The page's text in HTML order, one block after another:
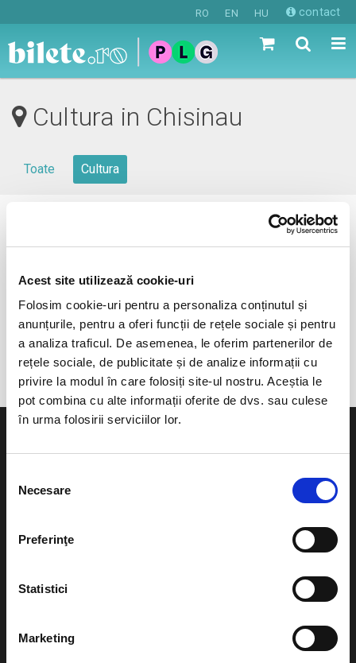
Acest site utilizează cookie-uri
Folosim cookie-uri pentru a personaliza conținutul și
anunțurile, pentru a oferi funcții de rețele sociale și pentru
a analiza traficul. De asemenea, le oferim partenerilor de
rețele sociale, de publicitate și de analize informații cu
privire la modul în care folosiți site-ul nostru. Aceștia le
pot combina cu alte informații oferite de dvs. sau culese
în urma folosirii serviciilor lor.
consimțământului
Necesare
Preferinţe
Statistici
Marketing
RO EN HU contact
Cultura in Chisinau
Toate Cultura
0 evenimente in viitorul apropiat
anunta-ma pe email cand apare urmatorul eveniment la
Chisinau
Evenimente
Teatru
festivaluri